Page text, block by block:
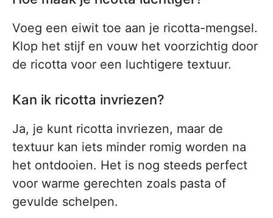
Voeg een eiwit toe aan je ricotta-mengsel.
Klop het stijf en vouw het voorzichtig door
de ricotta voor een luchtigere textuur.
Kan ik ricotta invriezen?
Ja, je kunt ricotta invriezen, maar de
textuur kan iets minder romig worden na
het ontdooien. Het is nog steeds perfect
voor warme gerechten zoals pasta of
gevulde schelpen.